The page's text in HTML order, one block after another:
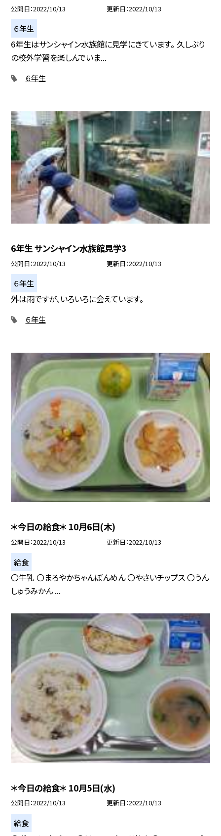
公開日 2022/10/13 更新日 2022/10/13
６年生
6年生はサンシャイン水族館に見学にきています。 久しぶり
の校外学習を楽しんでいま...
６年生
6年生 サンシャイン水族館見学3
公開日 2022/10/13 更新日 2022/10/13
６年生
外は雨ですが、いろいろに会えています。
６年生
＊今日の給食＊ 10月6日(木)
公開日 2022/10/13 更新日 2022/10/13
給食
〇牛乳 〇まろやかちゃんぽんめん 〇やさいチップス 〇うん
しゅうみかん ...
＊今日の給食＊ 10月5日(水)
公開日 2022/10/13 更新日 2022/10/13
給食